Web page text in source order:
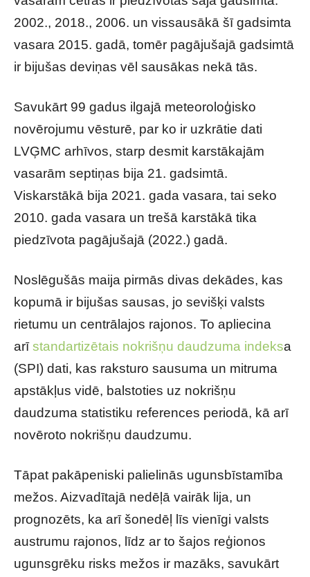
2002., 2018., 2006. un vissausākā šī gadsimta
vasara 2015. gadā, tomēr pagājušajā gadsimtā
ir bijušas deviņas vēl sausākas nekā tās.
Savukārt 99 gadus ilgajā meteoroloģisko
novērojumu vēsturē, par ko ir uzkrātie dati
LVĢMC arhīvos, starp desmit karstākajām
vasarām septiņas bija 21. gadsimtā.
Viskarstākā bija 2021. gada vasara, tai seko
2010. gada vasara un trešā karstākā tika
piedzīvota pagājušajā (2022.) gadā.
Noslēgušās maija pirmās divas dekādes, kas
kopumā ir bijušas sausas, jo sevišķi valsts
rietumu un centrālajos rajonos. To apliecina
arīstandartizētais nokrišņu daudzuma indeksa
(SPI) dati, kas raksturo sausuma un mitruma
apstākļus vidē, balstoties uz nokrišņu
daudzuma statistiku references periodā, kā arī
novēroto nokrišņu daudzumu.
Tāpat pakāpeniski palielinās ugunsbīstamība
mežos. Aizvadītajā nedēļā vairāk lija, un
prognozēts, ka arī šonedēļ līs vienīgi valsts
austrumu rajonos, līdz ar to šajos reģionos
ugunsgrēku risks mežos ir mazāks, savukārt